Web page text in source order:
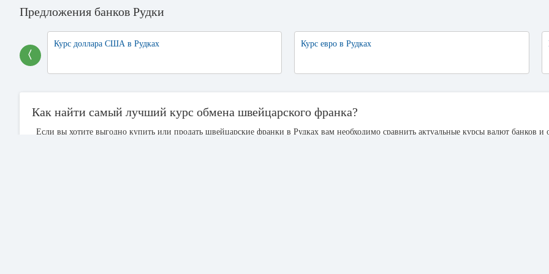
Предложения банков Рудки
〈
Курс доллара США в Рудках Курс евро в Рудках
Как найти самый лучший курс обмена швейцарского франка?
Если вы хотите выгодно купить или продать швейцарские франки в Рудках вам необходимо сравнить актуальные курсы валют банков